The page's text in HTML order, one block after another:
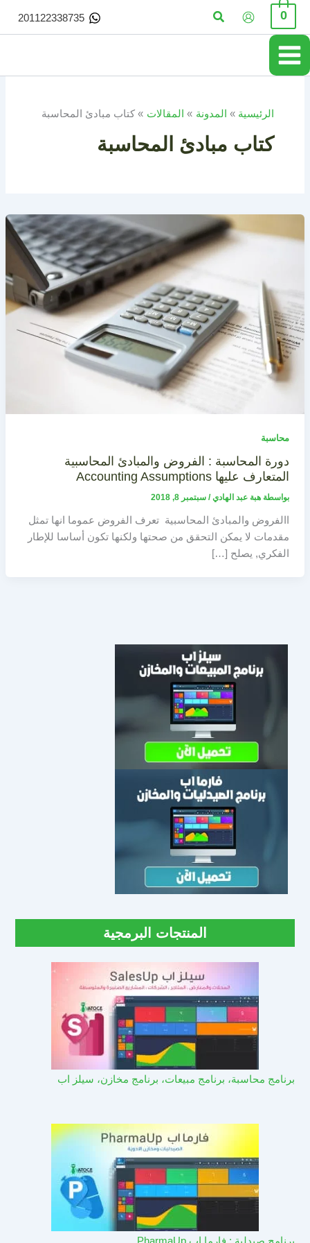
تخطي
المحتوى
0 البحث 201122338735
الرئيسية المدونة المقالات كتاب مبادئ المحاسبة
كتاب مبادئ المحاسبة
محاسبة
دورة المحاسبة : الفروض والمبادئ المحاسبية
المتعارف عليها Accounting Assumptions
بواسطة هبة عبد الهادي/ سبتمبر 8, 2018
االفروض والمبادئ المحاسبية تعرف الفروض عموما انها تمثل
مقدمات لا يمكن التحقق من صحتها ولكنها تكون أساسا للإطار
الفكري, يصلح […]
المنتجات البرمجية
برنامج محاسبة، برنامج مبيعات، برنامج مخازن، سيلز اب